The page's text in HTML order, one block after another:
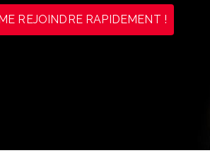
REJOINDRE RAPIDEMENT !